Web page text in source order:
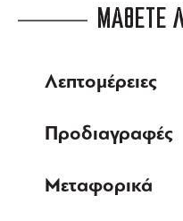
ΜΑΘΕΤΕ
Λεπτομέρειες
Προδιαγραφές
Μεταφορικά